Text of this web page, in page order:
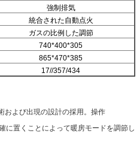
強制排気
統合された自動点火
ガスの比例した調節
740*400*305
865*470*385
17//357/434
および出現の設計の採用。操作
に置くことによって暖房モードを調節し